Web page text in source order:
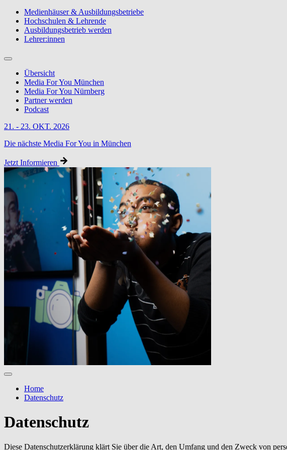
Medienhäuser & Ausbildungsbetriebe
Hochschulen & Lehrende
Ausbildungsbetrieb werden
Lehrer:innen
Übersicht
Media For You München
Media For You Nürnberg
Partner werden
Podcast
21. - 23. OKT. 2026
Die nächste Media For You in München
Jetzt Informieren
Home
Datenschutz
Datenschutz
Diese Datenschutzerklärung klärt Sie über die Art, den Umfang und den Zweck von